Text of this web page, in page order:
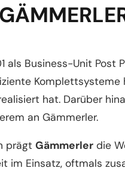
als Business-Unit Post
hat. Darüber
an Gämmerler.
prägt Gämmerler die
im Einsatz, oftmals